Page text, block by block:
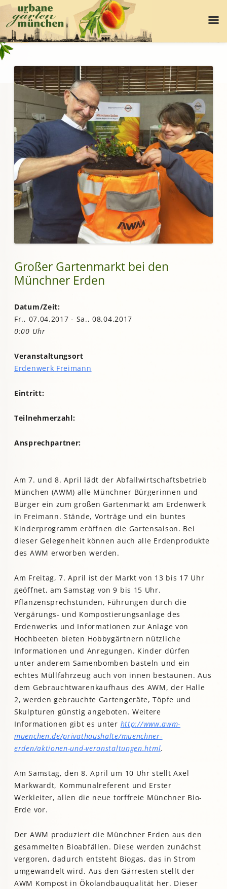
Großer Gartenmarkt bei den
Münchner Erden
Datum/Zeit:
Fr., 07.04.2017 - Sa., 08.04.2017
0:00 Uhr
Veranstaltungsort
Erdenwerk Freimann
Eintritt:
Teilnehmerzahl:
Ansprechpartner:
Am 7. und 8. April lädt der Abfallwirtschaftsbetrieb
München (AWM) alle Münchner Bürgerinnen und
Bürger ein zum großen Gartenmarkt am Erdenwerk
in Freimann. Stände, Vorträge und ein buntes
Kinderprogramm eröffnen die Gartensaison. Bei
dieser Gelegenheit können auch alle Erdenprodukte
des AWM erworben werden.
Am Freitag, 7. April ist der Markt von 13 bis 17 Uhr
geöffnet, am Samstag von 9 bis 15 Uhr.
Pflanzensprechstunden, Führungen durch die
Vergärungs- und Kompostierungsanlage des
Erdenwerks und Informationen zur Anlage von
Hochbeeten bieten Hobbygärtnern nützliche
Informationen und Anregungen. Kinder dürfen
unter anderem Samenbomben basteln und ein
echtes Müllfahrzeug auch von innen bestaunen. Aus
dem Gebrauchtwarenkaufhaus des AWM, der Halle
2, werden gebrauchte Gartengeräte, Töpfe und
Skulpturen günstig angeboten. Weitere
Informationen gibt es unter http://www.awm-
muenchen.de/privathaushalte/muenchner-
erden/aktionen-und-veranstaltungen.html.
Am Samstag, den 8. April um 10 Uhr stellt Axel
Markwardt, Kommunalreferent und Erster
Werkleiter, allen die neue torffreie Münchner Bio-
Erde vor.
Der AWM produziert die Münchner Erden aus den
gesammelten Bioabfällen. Diese werden zunächst
vergoren, dadurch entsteht Biogas, das in Strom
umgewandelt wird. Aus den Gärresten stellt der
AWM Kompost in Ökolandbauqualität her. Dieser